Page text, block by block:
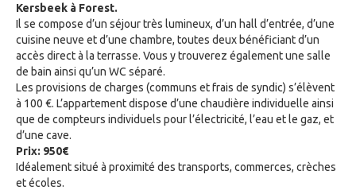
Kersbeek à Forest.
Il se compose d’un séjour très lumineux, d’un hall d’entrée, d’une
cuisine neuve et d’une chambre, toutes deux bénéficiant d’un
accès direct à la terrasse. Vous y trouverez également une salle
de bain ainsi qu’un WC séparé.
Les provisions de charges (communs et frais de syndic) s’élèvent
à 100 €. L’appartement dispose d’une chaudière individuelle ainsi
que de compteurs individuels pour l’électricité, l’eau et le gaz, et
d’une cave.
Prix: 950€
Idéalement situé à proximité des transports, commerces, crèches
et écoles.